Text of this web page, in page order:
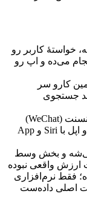
خواستهٔ کاربر رو
می‌ده و اپ رو
کارو سر
جستجوی
(WeChat)
و اپل با Siri و App
و بخش وسط
ارزش واقعی نبوده
ه؛ فقط نرم‌افزاری
اصلی داده‌ست